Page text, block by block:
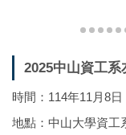
2025中山資工
時間：114年11月8
地點：中山大學資工